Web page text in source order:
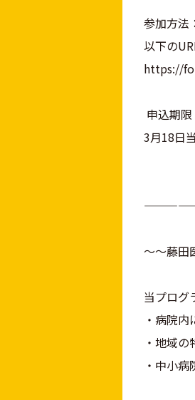
参加方法
以下の
https://
申込期限
3月18日
～～藤田
当プログ
・病院
・地域
・中小